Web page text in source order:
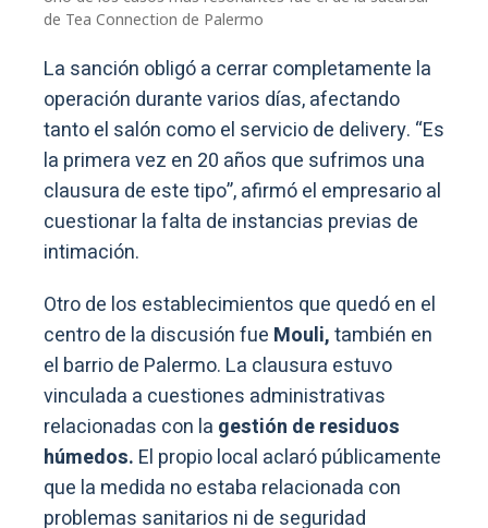
de Tea Connection de Palermo
La sanción obligó a cerrar completamente la
operación durante varios días, afectando
tanto el salón como el servicio de delivery. “Es
la primera vez en 20 años que sufrimos una
clausura de este tipo”, afirmó el empresario al
cuestionar la falta de instancias previas de
intimación.
Otro de los establecimientos que quedó en el
centro de la discusión fue Mouli,también en
el barrio de Palermo. La clausura estuvo
vinculada a cuestiones administrativas
relacionadas con la gestión de residuos
húmedos. El propio local aclaró públicamente
que la medida no estaba relacionada con
problemas sanitarios ni de seguridad